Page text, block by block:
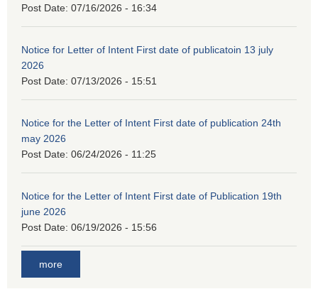
Post Date: 07/16/2026 - 16:34
Notice for Letter of Intent First date of publicatoin 13 july
2026
Post Date: 07/13/2026 - 15:51
Notice for the Letter of Intent First date of publication 24th
may 2026
Post Date: 06/24/2026 - 11:25
Notice for the Letter of Intent First date of Publication 19th
june 2026
Post Date: 06/19/2026 - 15:56
more